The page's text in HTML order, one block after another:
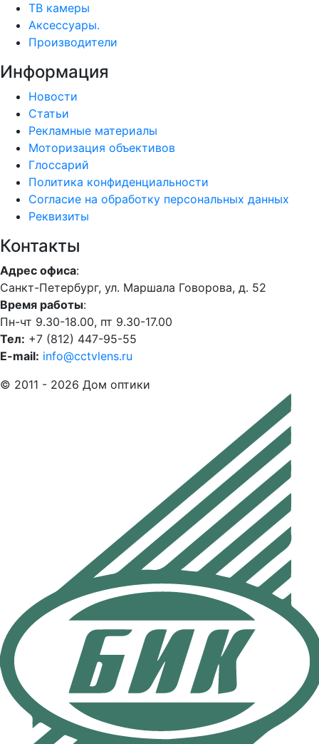
ТВ камеры
Аксессуары.
Производители
Информация
Новости
Статьи
Рекламные материалы
Моторизация объективов
Глоссарий
Политика конфиденциальности
Согласие на обработку персональных данных
Реквизиты
Контакты
Адрес офиса:
Санкт-Петербург, ул. Маршала Говорова, д. 52
Время работы:
Пн-чт 9.30-18.00, пт 9.30-17.00
Тел: +7 (812) 447-95-55
E-mail: info@cctvlens.ru
© 2011 - 2026 Дом оптики